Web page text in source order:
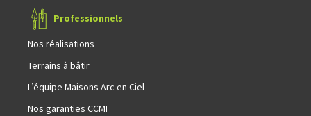
Professionnels
Nos réalisations
Terrains à bâtir
L’équipe Maisons Arc en Ciel
Nos garanties CCMI